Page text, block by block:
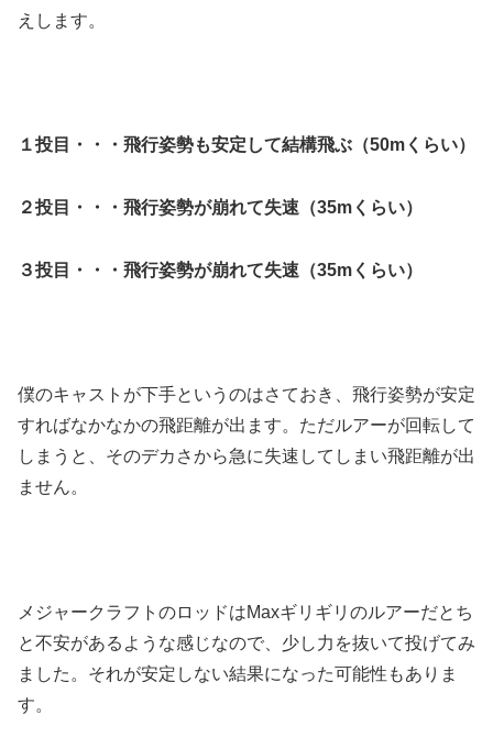
えします。
１投目・・・飛行姿勢も安定して結構飛ぶ（50mくらい）
２投目・・・飛行姿勢が崩れて失速（35mくらい）
３投目・・・飛行姿勢が崩れて失速（35mくらい）
僕のキャストが下手というのはさておき、飛行姿勢が安定
すればなかなかの飛距離が出ます。ただルアーが回転して
しまうと、そのデカさから急に失速してしまい飛距離が出
ません。
メジャークラフトのロッドはMaxギリギリのルアーだとち
と不安があるような感じなので、少し力を抜いて投げてみ
ました。それが安定しない結果になった可能性もありま
す。